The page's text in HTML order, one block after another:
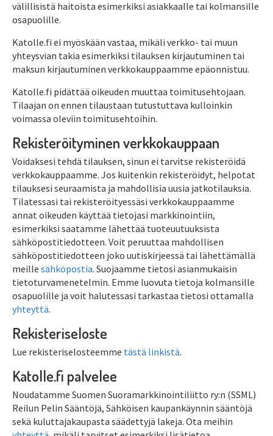
välillisistä haitoista esimerkiksi asiakkaalle tai kolmansille
osapuolille.
Katolle.fi ei myöskään vastaa, mikäli verkko- tai muun
yhteysvian takia esimerkiksi tilauksen kirjautuminen tai
maksun kirjautuminen verkkokauppaamme epäonnistuu.
Katolle.fi pidättää oikeuden muuttaa toimitusehtojaan.
Tilaajan on ennen tilaustaan tutustuttava kulloinkin
voimassa oleviin toimitusehtoihin.
Rekisteröityminen verkkokauppaan
Voidaksesi tehdä tilauksen, sinun ei tarvitse rekisteröidä
verkkokauppaamme. Jos kuitenkin rekisteröidyt, helpotat
tilauksesi seuraamista ja mahdollisia uusia jatkotilauksia.
Tilatessasi tai rekisteröityessäsi verkkokauppaamme
annat oikeuden käyttää tietojasi markkinointiin,
esimerkiksi saatamme lähettää tuoteuutuuksista
sähköpostitiedotteen. Voit peruuttaa mahdollisen
sähköpostitiedotteen joko uutiskirjeessä tai lähettämällä
meille sähköpostia. Suojaamme tietosi asianmukaisin
tietoturvamenetelmin. Emme luovuta tietoja kolmansille
osapuolille ja voit halutessasi tarkastaa tietosi ottamalla
yhteyttä.
Rekisteriseloste
Lue rekisteriselosteemme tästä linkistä.
Katolle.fi palvelee
Noudatamme Suomen Suoramarkkinointiliitto ry:n (SSML)
Reilun Pelin Sääntöjä, Sähköisen kaupankäynnin sääntöjä
sekä kuluttajakaupasta säädettyjä lakeja. Ota meihin